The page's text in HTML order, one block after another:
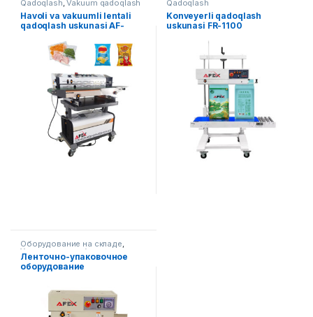
Qadoqlash,Vakuum qadoqlash
Havoli va vakuumli lentali
qadoqlash uskunasi AF-
Qadoqlash
Konveyerli qadoqlash
uskunasi FR-1100
Оборудование на складе,
Упаковочное оборудование
Ленточно-упаковочное
оборудование